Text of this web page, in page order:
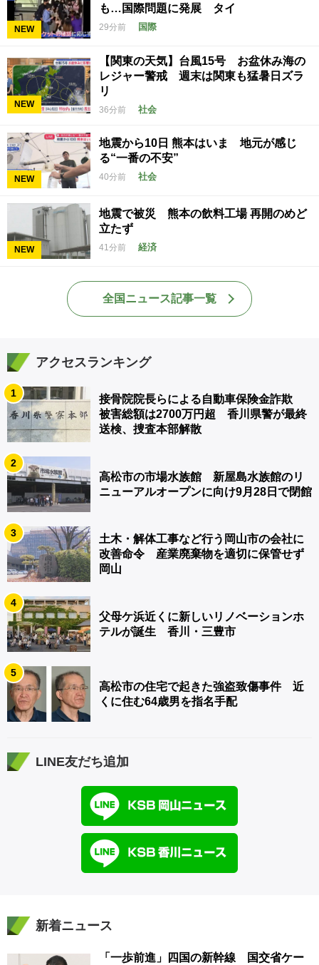
NEW
も…国際問題に発展 タイ
29分前 国際
NEW
【関東の天気】台風15号 お盆休み海の
レジャー警戒 週末は関東も猛暑日ズラ
リ
36分前 社会
NEW
地震から10日 熊本はいま 地元が感じ
る“一番の不安”
40分前 社会
NEW
地震で被災 熊本の飲料工場 再開のめど
立たず
41分前 経済
全国ニュース記事一覧
アクセスランキング
1
接骨院院長らによる自動車保険金詐欺
被害総額は2700万円超 香川県警が最終
送検、捜査本部解散
2
高松市の市場水族館 新屋島水族館のリ
ニューアルオープンに向け9月28日で閉館
3
土木・解体工事など行う岡山市の会社に
改善命令 産業廃棄物を適切に保管せず
岡山
4
父母ケ浜近くに新しいリノベーションホ
テルが誕生 香川・三豊市
5
高松市の住宅で起きた強盗致傷事件 近
くに住む64歳男を指名手配
LINE友だち追加
新着ニュース
「一歩前進」四国の新幹線 国交省ケー